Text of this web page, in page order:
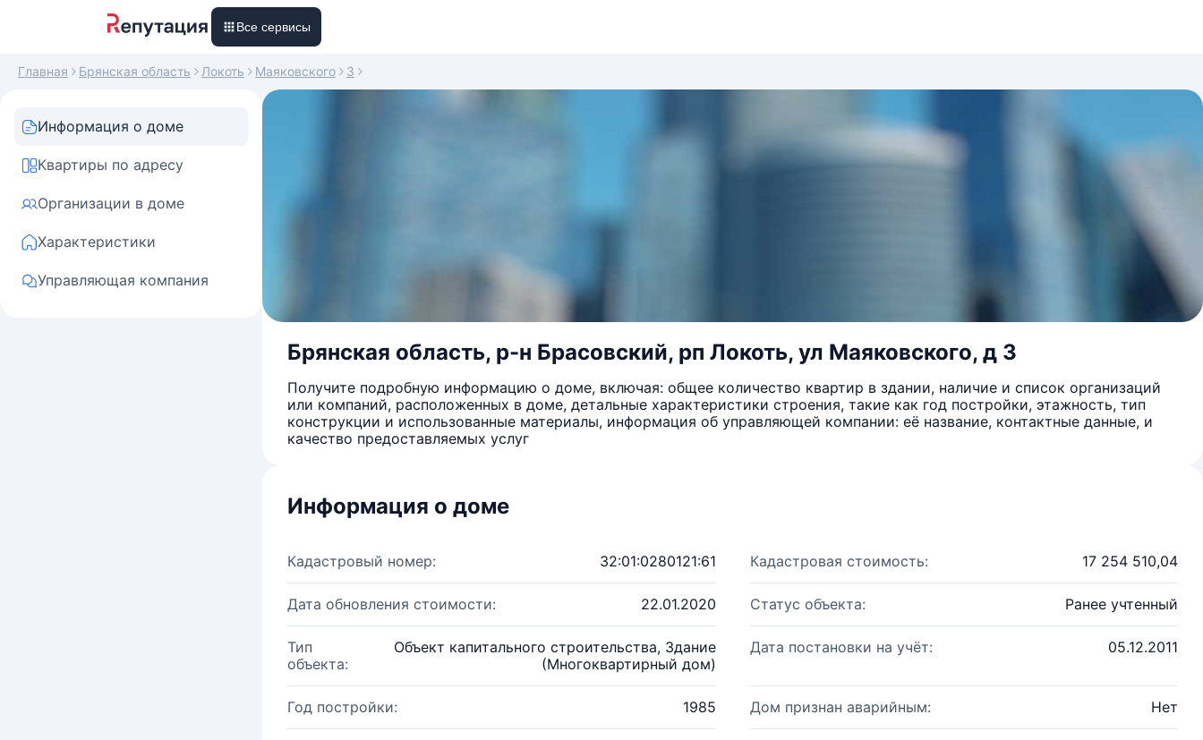
Все сервисы
Главная Брянская область Локоть Маяковского 3
Информация о доме
Квартиры по адресу
Организации в доме
Характеристики
Управляющая компания
Брянская область, р-н Брасовский, рп Локоть, ул Маяковского, д 3
Получите подробную информацию о доме, включая: общее количество квартир в здании, наличие и список организаций
или компаний, расположенных в доме, детальные характеристики строения, такие как год постройки, этажность, тип
конструкции и использованные материалы, информация об управляющей компании: её название, контактные данные, и
качество предоставляемых услуг
Информация о доме
Кадастровый номер: 32:01:0280121:61 Кадастровая стоимость: 17 254 510,04
Дата обновления стоимости: 22.01.2020 Статус объекта: Ранее учтенный
Тип
объекта:
Объект капитального строительства, Здание
(Многоквартирный дом)
Дата постановки на учёт: 05.12.2011
Год постройки: 1985 Дом признан аварийным: Нет